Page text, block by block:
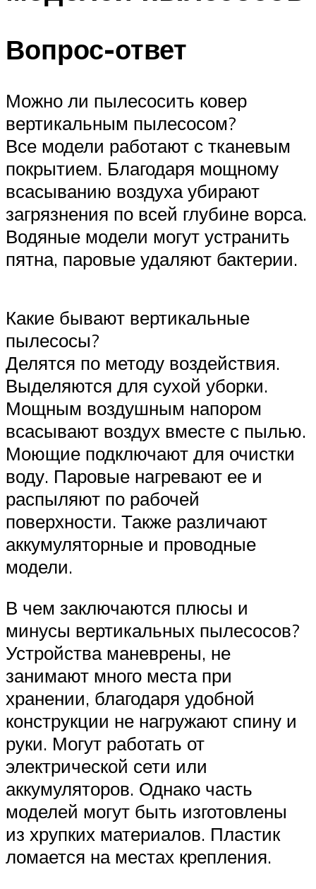
Вопрос-ответ
Можно ли пылесосить ковер
вертикальным пылесосом?
Все модели работают с тканевым
покрытием. Благодаря мощному
всасыванию воздуха убирают
загрязнения по всей глубине ворса.
Водяные модели могут устранить
пятна, паровые удаляют бактерии.
Какие бывают вертикальные
пылесосы?
Делятся по методу воздействия.
Выделяются для сухой уборки.
Мощным воздушным напором
всасывают воздух вместе с пылью.
Моющие подключают для очистки
воду. Паровые нагревают ее и
распыляют по рабочей
поверхности. Также различают
аккумуляторные и проводные
модели.
В чем заключаются плюсы и
минусы вертикальных пылесосов?
Устройства маневрены, не
занимают много места при
хранении, благодаря удобной
конструкции не нагружают спину и
руки. Могут работать от
электрической сети или
аккумуляторов. Однако часть
моделей могут быть изготовлены
из хрупких материалов. Пластик
ломается на местах крепления.